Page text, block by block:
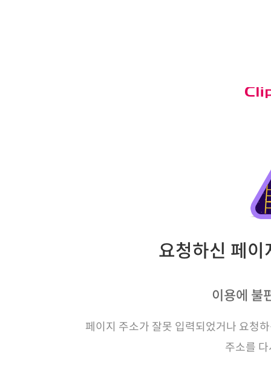
요청하신 페
이용에 불
페이지 주소가 잘못 입력되었거나 요청
주소를